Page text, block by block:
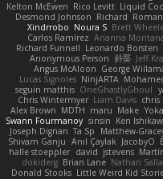
Kelton McEwen Rico Levitt Liquid
Desmond Johnson Richard
Xindrrobo Noura S Brett
Carlos Ramírez Arianna
Richard Funnell Leonardo Borsten
Anonymous Person 鈴葵 Jeff
Angus McAloon George
Lucas Signoles NinjARTA
seguin matthis OneGhastlyGhoul
Chris Wintermyer Liam Davis chris
Alex Brown MDTH maru Make
Swann Fourmanoy sinsin Ken
Joseph Dignan Ta Sp Matthew-
Shivam Ganju Anıl Çaylak JacobyO
halle stoeppler david jstevens
dokiderg Brian Lane Nathan Salla
Donald Stooks Little Weird Kid